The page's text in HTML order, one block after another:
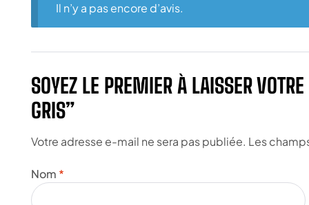
Il n’y a pas encore d’avis.
SOYEZ LE PREMIER À LAISSER
GRIS”
Votre adresse e-mail ne sera pas publiée. Les
Nom *